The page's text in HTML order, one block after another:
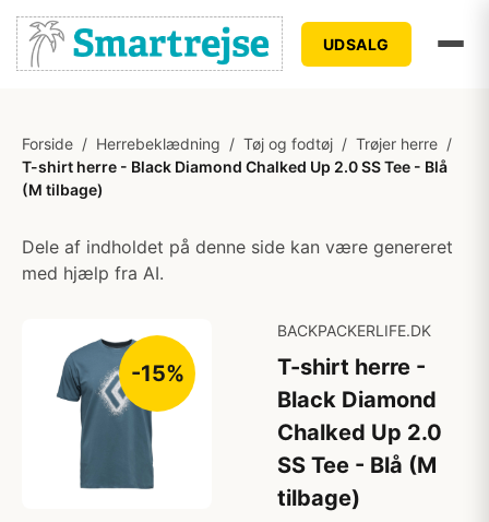
UDSALG
Forside / Herrebeklædning / Tøj og fodtøj / Trøjer herre /
T-shirt herre - Black Diamond Chalked Up 2.0 SS Tee - Blå
(M tilbage)
Dele af indholdet på denne side kan være genereret
med hjælp fra AI.
-15%
BACKPACKERLIFE.DK
T-shirt herre -
Black Diamond
Chalked Up 2.0
SS Tee - Blå (M
tilbage)